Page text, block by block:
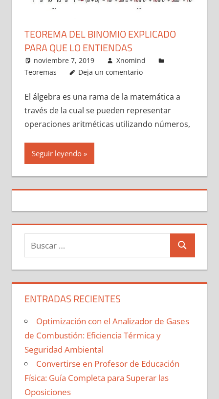
TEOREMA DEL BINOMIO EXPLICADO
PARA QUE LO ENTIENDAS
noviembre 7, 2019
Xnomind
Teoremas
Deja un comentario
El álgebra es una rama de la matemática a
través de la cual se pueden representar
operaciones aritméticas utilizando números,
Seguir leyendo
Buscar:
Buscar
ENTRADAS RECIENTES
Optimización con el Analizador de Gases
de Combustión: Eficiencia Térmica y
Seguridad Ambiental
Convertirse en Profesor de Educación
Física: Guía Completa para Superar las
Oposiciones